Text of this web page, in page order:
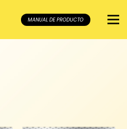
MANUAL DE PRODUCTO